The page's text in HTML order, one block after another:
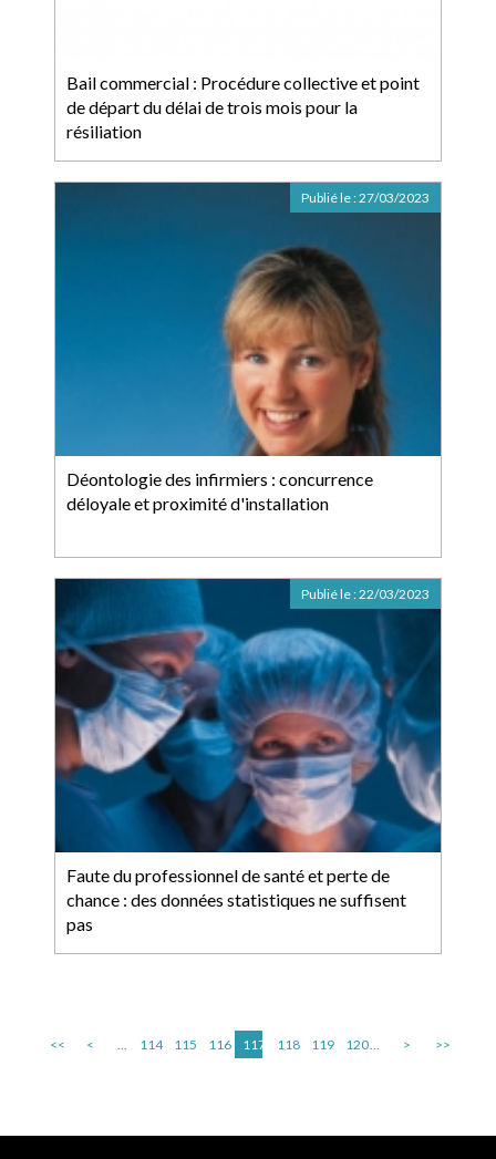
Bail commercial : Procédure collective et point
de départ du délai de trois mois pour la
résiliation
Déontologie des infirmiers : concurrence
déloyale et proximité d'installation
Publié le :27/03/2023
Faute du professionnel de santé et perte de
chance : des données statistiques ne suffisent
pas
Publié le :22/03/2023
<< < ... 114 115 116 117 118 119 120... > >>